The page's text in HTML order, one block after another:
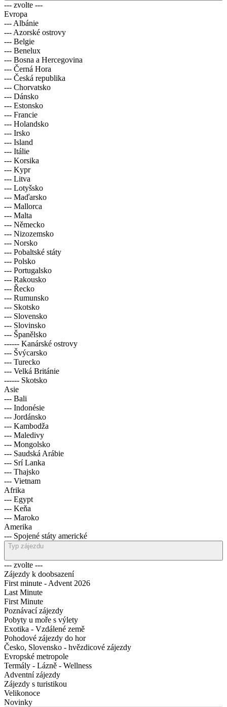
--- zvolte ---
Evropa
--- Albánie
--- Azorské ostrovy
--- Belgie
--- Benelux
--- Bosna a Hercegovina
--- Černá Hora
--- Česká republika
--- Chorvatsko
--- Dánsko
--- Estonsko
--- Francie
--- Holandsko
--- Irsko
--- Island
--- Itálie
--- Korsika
--- Kypr
--- Litva
--- Lotyšsko
--- Maďarsko
--- Mallorca
--- Malta
--- Německo
--- Nizozemsko
--- Norsko
--- Pobaltské státy
--- Polsko
--- Portugalsko
--- Rakousko
--- Řecko
--- Rumunsko
--- Skotsko
--- Slovensko
--- Slovinsko
--- Španělsko
------ Kanárské ostrovy
--- Švýcarsko
--- Turecko
--- Velká Británie
------ Skotsko
Asie
--- Bali
--- Indonésie
--- Jordánsko
--- Kambodža
--- Maledivy
--- Mongolsko
--- Saudská Arábie
--- Srí Lanka
--- Thajsko
--- Vietnam
Afrika
--- Egypt
--- Keňa
--- Maroko
Amerika
--- Spojené státy americké
Typ zájezdu
--- zvolte ---
Zájezdy k doobsazení
First minute - Advent 2026
Last Minute
First Minute
Poznávací zájezdy
Pobyty u moře s výlety
Exotika - Vzdálené země
Pohodové zájezdy do hor
Česko, Slovensko - hvězdicové zájezdy
Evropské metropole
Termály - Lázně - Wellness
Adventní zájezdy
Zájezdy s turistikou
Velikonoce
Novinky